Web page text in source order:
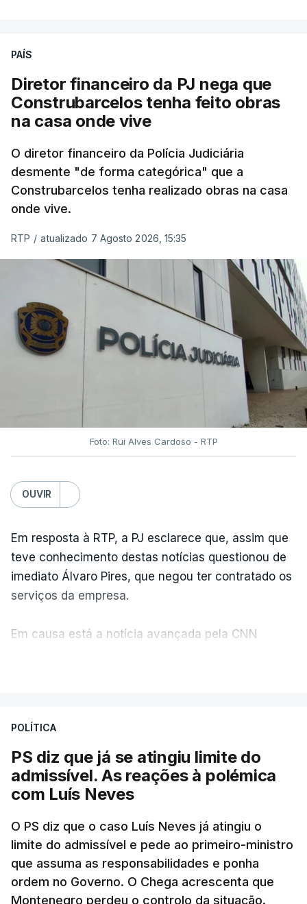
PAÍS
Diretor financeiro da PJ nega que
Construbarcelos tenha feito obras
na casa onde vive
O diretor financeiro da Polícia Judiciária
desmente "de forma categórica" que a
Construbarcelos tenha realizado obras na casa
onde vive.
RTP / atualizado 7 Agosto 2026, 15:35
Foto: Rui Alves Cardoso - RTP
OUVIR
Em resposta à RTP, a PJ esclarece que, assim que
teve conhecimento destas notícias questionou de
imediato Álvaro Pires, que negou ter contratado os
serviços da empresa.
Em causa está a notícia avançada pela CNN
abertura de qualquer processo disciplinar, por não
ter qualquer elemento que indicie a realização
dessas obras.
Empreiteiro da
Construbarcelos também
fez obras na casa do diretor
POLÍTICA
PS diz que já se atingiu limite do
admissível. As reações à polémica
com Luís Neves
O PS diz que o caso Luís Neves já atingiu o
limite do admissível e pede ao primeiro-ministro
que assuma as responsabilidades e ponha
ordem no Governo. O Chega acrescenta que
Montenegro perdeu o controlo da situação.